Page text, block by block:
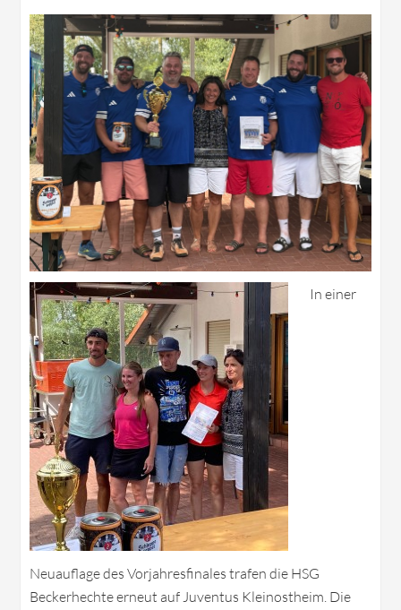
In einer
Neuauflage des Vorjahresfinales trafen die HSG
Beckerhechte erneut auf Juventus Kleinostheim. Die